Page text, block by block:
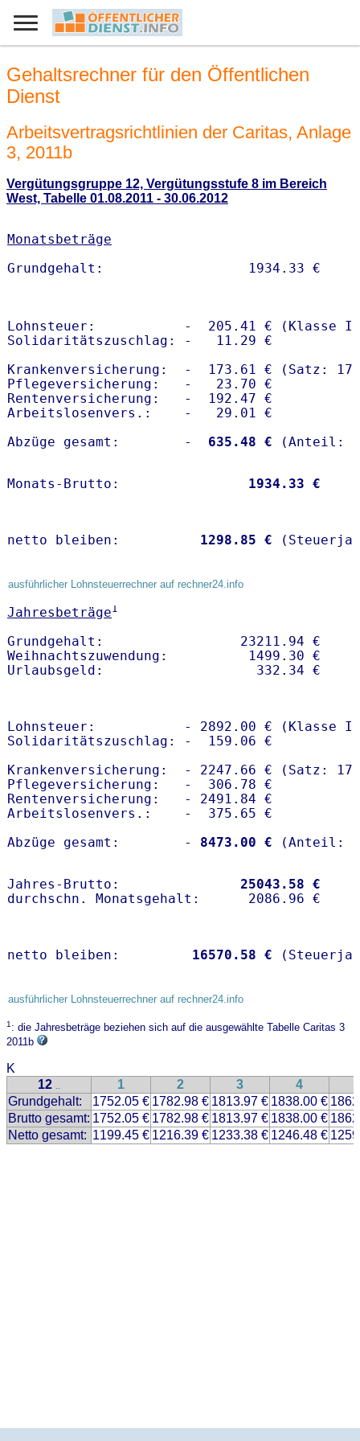
Gehaltsrechner für den Öffentlichen
Dienst
Arbeitsvertragsrichtlinien der Caritas, Anlage
3, 2011b
Vergütungsgruppe 12, Vergütungsstufe 8 im Bereich
West, Tabelle 01.08.2011 - 30.06.2012
Monatsbeträge
Lohnsteuer:           -  205.41 € (Klasse I)
Solidaritätszuschlag: -   11.29 €
Krankenversicherung:  -  173.61 € (Satz:
Pflegeversicherung:   -   23.70 €
Rentenversicherung:   -  192.47 €
Arbeitslosenvers.:    -   29.01 €
Abzüge gesamt:        -
  635.48 €
Monats-Brutto: 1934.33 €
netto bleiben: 1298.85 €
ausführlicher Lohnsteuerrechner auf rechner24.info
Jahresbeträge1
Grundgehalt:                 23211.94 €
Weihnachtszuwendung:          1499.30 €
Lohnsteuer:           - 2892.00 € (Klasse I)
Solidaritätszuschlag: -  159.06 €
Krankenversicherung:  - 2247.66 € (Satz:
Pflegeversicherung:   -  306.78 €
Rentenversicherung:   - 2491.84 €
Arbeitslosenvers.:    -  375.65 €
Abzüge gesamt:        -
8473.00 €
Jahres-Brutto: 25043.58 €
netto bleiben: 16570.58 €
ausführlicher Lohnsteuerrechner auf rechner24.info
1: die Jahresbeträge beziehen sich auf die ausgewählte Tabelle Caritas 3
2011b
K
12 .. 1 2 3 4
Grundgehalt:
1752.05 € 1782.98 € 1813.97 € 1838.00 €
Brutto gesamt: 1752.05 € 1782.98 € 1813.97 € 1838.00 €
Netto gesamt: 1199.45 € 1216.39 € 1233.38 € 1246.48 €